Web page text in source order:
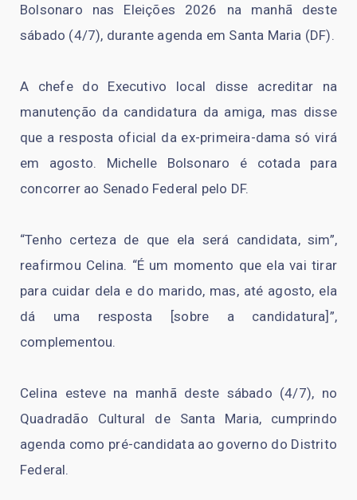
Bolsonaro nas Eleições 2026 na manhã deste
sábado (4/7), durante agenda em Santa Maria (DF).
A chefe do Executivo local disse acreditar na
manutenção da candidatura da amiga, mas disse
que a resposta oficial da ex-primeira-dama só virá
em agosto. Michelle Bolsonaro é cotada para
concorrer ao Senado Federal pelo DF.
“Tenho certeza de que ela será candidata, sim”,
reafirmou Celina. “É um momento que ela vai tirar
para cuidar dela e do marido, mas, até agosto, ela
dá uma resposta [sobre a candidatura]”,
complementou.
Celina esteve na manhã deste sábado (4/7), no
Quadradão Cultural de Santa Maria, cumprindo
agenda como pré-candidata ao governo do Distrito
Federal.